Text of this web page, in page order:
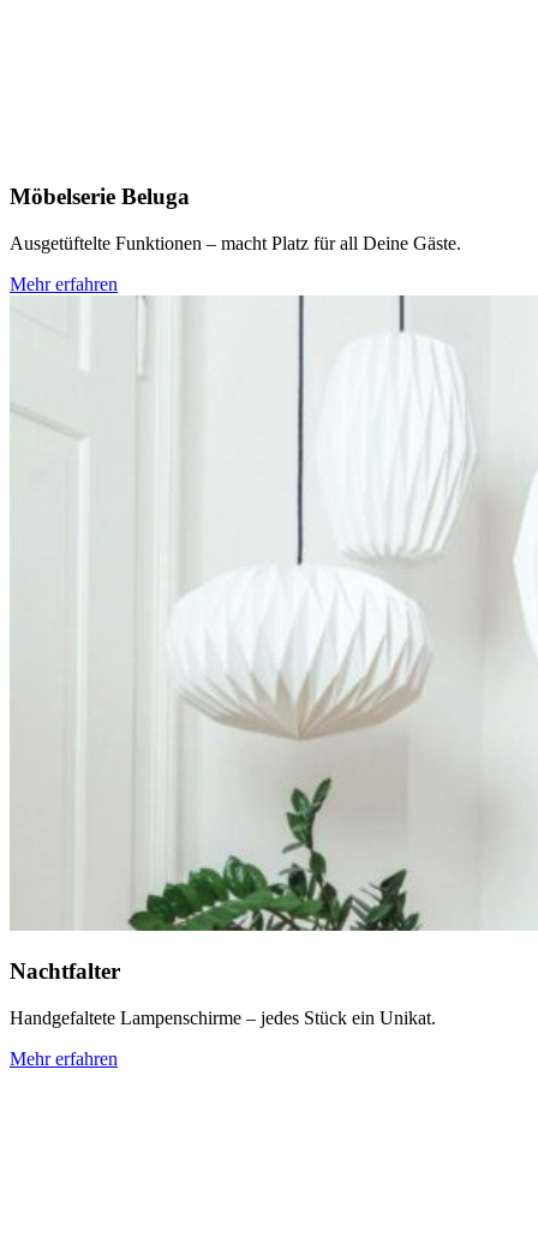
Möbelserie Beluga
Ausgetüftelte Funktionen – macht Platz für all Deine Gäste.
Mehr erfahren
Nachtfalter
Handgefaltete Lampenschirme – jedes Stück ein Unikat.
Mehr erfahren